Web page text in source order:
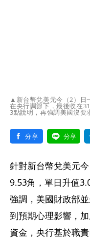
▲新台幣兌美元今（2）日
在央行調節下，最後收在
3點說明，再強調美國沒要
分享 分享
針對新台幣兌美元
9.53角，單日升值
強調，美國財政部
到預期心理影響，
資金，央行基於職